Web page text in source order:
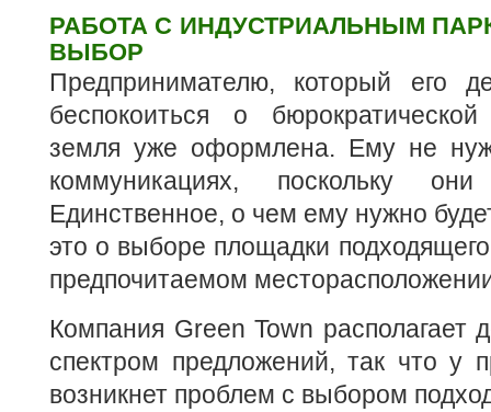
РАБОТА С ИНДУСТРИАЛЬНЫМ
ВЫБОР
Предпринимателю, который его
беспокоиться о
земля уже оформлена. Ему не
коммуникациях, поскольку
Единственное, о чем ему нужно
это о выборе площадки
предпочитаемом
Компания Green Town располагает
спектром предложений, так что у
возникнет проблем с выбором